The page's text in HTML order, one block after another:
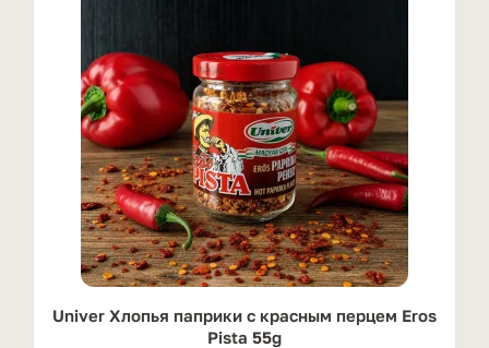
Univer Хлопья паприки с красным перцем Eros
Pista 55g